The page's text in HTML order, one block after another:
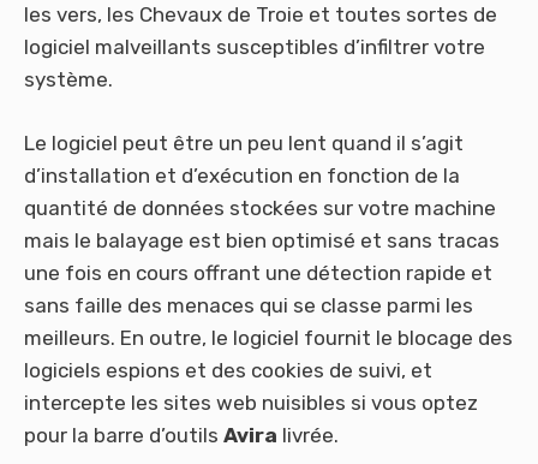
les vers, les Chevaux de Troie et toutes sortes de
logiciel malveillants susceptibles d’infiltrer votre
système.
Le logiciel peut être un peu lent quand il s’agit
d’installation et d’exécution en fonction de la
quantité de données stockées sur votre machine
mais le balayage est bien optimisé et sans tracas
une fois en cours offrant une détection rapide et
sans faille des menaces qui se classe parmi les
meilleurs. En outre, le logiciel fournit le blocage des
logiciels espions et des cookies de suivi, et
intercepte les sites web nuisibles si vous optez
pour la barre d’outils Avira livrée.